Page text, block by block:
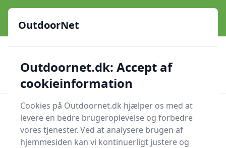
OutdoorNet - Inspiration, guides og grej til livet under åben
himmel
23 produktyper 🔐Sikker nethandel
Verificerede webshops
OutdoorNet
Søg nu
Søg nu
OutdoorNet
Outdoornet.dk: Accept af
cookieinformation
Cookies på Outdoornet.dk hjælper os med at
levere en bedre brugeroplevelse og forbedre
vores tjenester. Ved at analysere brugen af
hjemmesiden kan vi kontinuerligt justere og